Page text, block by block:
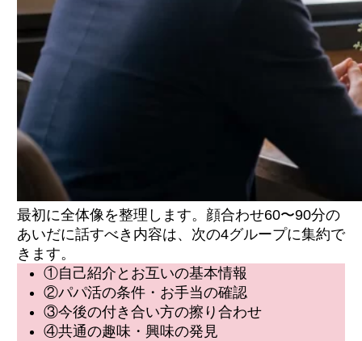
交渉のタイミングは会話の中盤（雑談で打ち
解けた後）
角を立てない切り出し方の例文3パターン
顔合わせのお手当相場と受け取り方
「楽しかった」を具体的に伝える3つのフレー
ズ
次回の希望日程をさりげなく確認する切り出
し方
当日中のお礼メッセージで決まる継続率
最初に全体像を整理します。顔合わせ60〜90分の
あいだに話すべき内容は、次の4グループに集約で
きます。
①自己紹介とお互いの基本情報
②パパ活の条件・お手当の確認
③今後の付き合い方の擦り合わせ
④共通の趣味・興味の発見